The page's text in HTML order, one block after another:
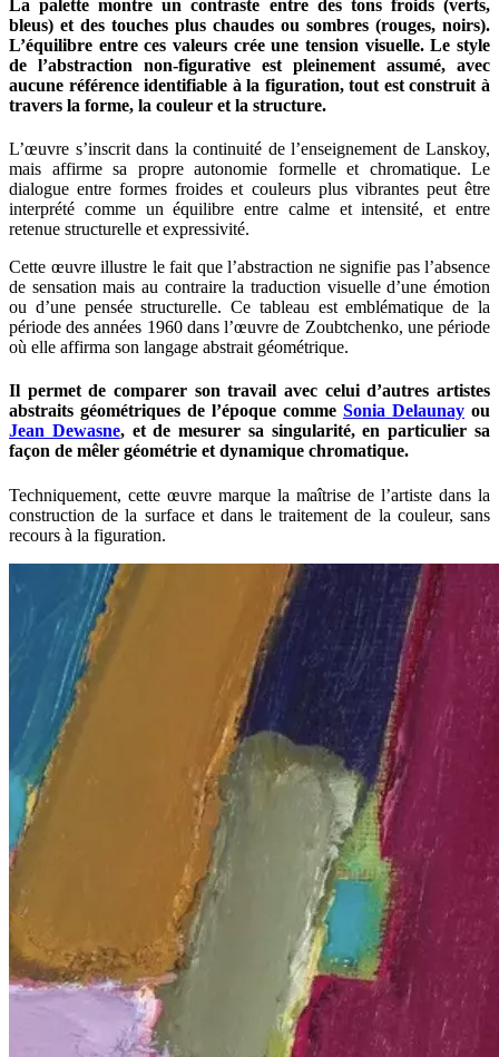
La palette montre un contraste entre des tons froids (verts,
bleus) et des touches plus chaudes ou sombres (rouges, noirs).
L’équilibre entre ces valeurs crée une tension visuelle. Le style
de l’abstraction non-figurative est pleinement assumé, avec
aucune référence identifiable à la figuration, tout est construit à
travers la forme, la couleur et la structure.
L’œuvre s’inscrit dans la continuité de l’enseignement de Lanskoy,
mais affirme sa propre autonomie formelle et chromatique. Le
dialogue entre formes froides et couleurs plus vibrantes peut être
interprété comme un équilibre entre calme et intensité, et entre
retenue structurelle et expressivité.
Cette œuvre illustre le fait que l’abstraction ne signifie pas l’absence
de sensation mais au contraire la traduction visuelle d’une émotion
ou d’une pensée structurelle. Ce tableau est emblématique de la
période des années 1960 dans l’œuvre de Zoubtchenko, une période
où elle affirma son langage abstrait géométrique.
Il permet de comparer son travail avec celui d’autres artistes
abstraits géométriques de l’époque comme Sonia Delaunay ou
Jean Dewasne, et de mesurer sa singularité, en particulier sa
façon de mêler géométrie et dynamique chromatique.
Techniquement, cette œuvre marque la maîtrise de l’artiste dans la
construction de la surface et dans le traitement de la couleur, sans
recours à la figuration.